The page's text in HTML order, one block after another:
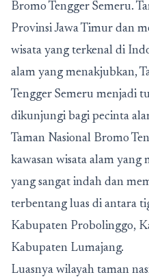
Bromo Tengger Semeru.
Provinsi Jawa Timur dan
wisata yang terkenal di
alam yang menakjubkan,
Tengger Semeru menjadi
dikunjungi bagi pecinta
Taman Nasional Bromo
kawasan wisata alam
yang sangat indah dan
terbentang luas di antara
Kabupaten Probolinggo,
Kabupaten Lumajang.
Luasnya wilayah taman